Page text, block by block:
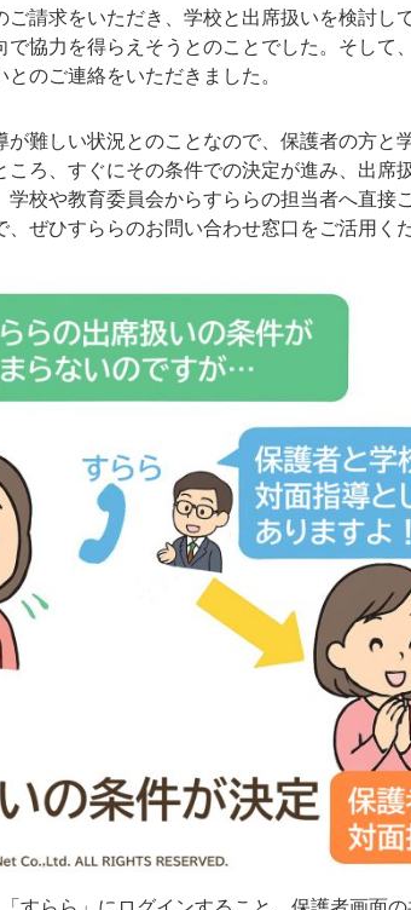
ご請求をいただき、学校と出席扱いを検討
で協力を得らえそうとのことでした。そして
のご連絡をいただきました。
が難しい状況とのことなので、保護者の方と
ろ、すぐにその条件での決定が進み、出席
学校や教育委員会からすららの担当者へ直接
ぜひすららのお問い合わせ窓口をご活用くだ